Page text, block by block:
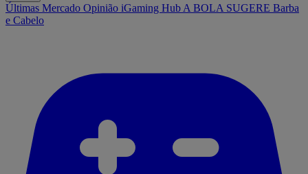
Últimas Mercado Opinião iGaming Hub A BOLA SUGERE Barba
e Cabelo